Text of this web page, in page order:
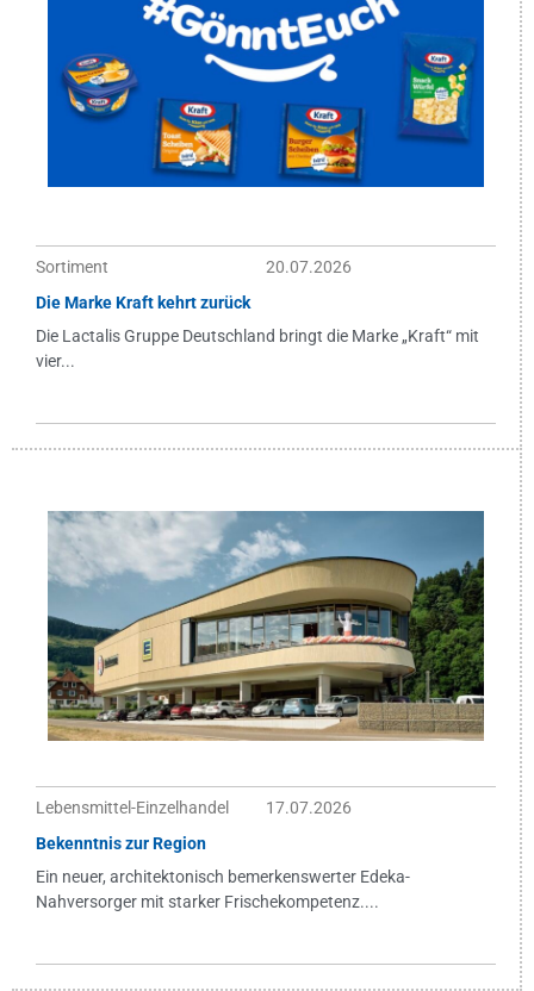
Sortiment
20.07.2026
Die Marke Kraft kehrt zurück
Die Lactalis Gruppe Deutschland bringt die Marke „Kraft“ mit
vier...
Lebensmittel-Einzelhandel
17.07.2026
Bekenntnis zur Region
Ein neuer, architektonisch bemerkenswerter Edeka-
Nahversorger mit starker Frischekompetenz....